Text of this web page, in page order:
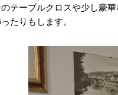
テーブルクロスや少し豪
たりもします。